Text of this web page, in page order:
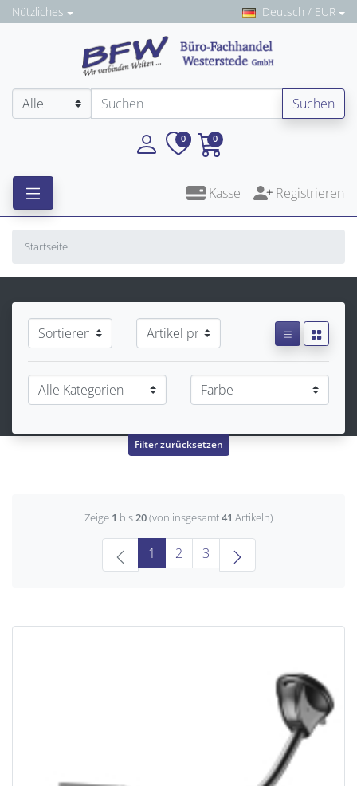
Nützliches Deutsch / EUR
Suchen
0 0
Kasse Registrieren
Startseite
Filter zurücksetzen
Zeige 1 bis20(von insgesamt41 Artikeln)
1 (current)
2 3